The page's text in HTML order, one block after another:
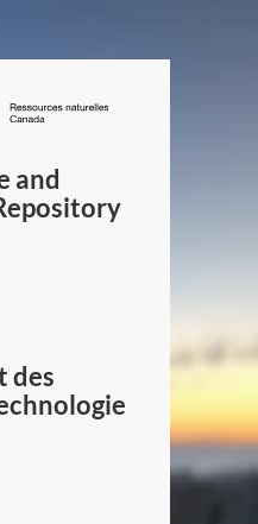
/
Canada
and
des